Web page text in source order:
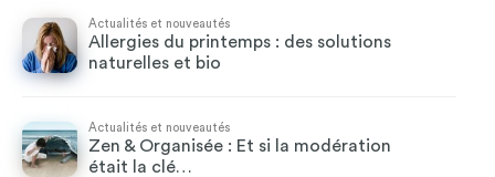
Actualités et nouveautés
Allergies du printemps : des solutions
naturelles et bio
Actualités et nouveautés
Zen & Organisée : Et si la modération
était la clé…